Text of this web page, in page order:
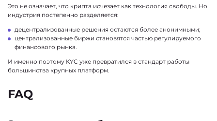
Это не означает, что крипта исчезает как технология свободы. Но
индустрия постепенно разделяется:
децентрализованные решения остаются более анонимными;
централизованные биржи становятся частью регулируемого
финансового рынка.
И именно поэтому KYC уже превратился в стандарт работы
большинства крупных платформ.
FAQ